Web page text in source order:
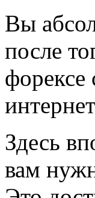
Вы
после
форексе
Здесь
вам